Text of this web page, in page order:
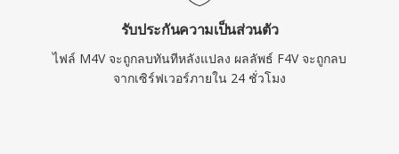
รับประกันความเป็นส่วนตัว
ไฟล์ M4V จะถูกลบทันทีหลังแปลง ผลลัพธ์ F4V จะถูกลบ
จากเซิร์ฟเวอร์ภายใน 24 ชั่วโมง